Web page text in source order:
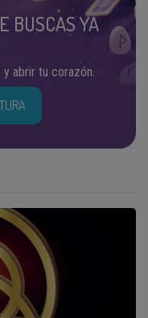
BUSCAS YA
abrir tu corazón.